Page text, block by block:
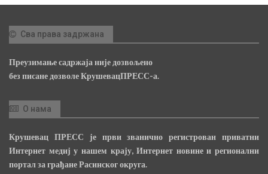
Сва права задржана
Преузимање садржаја није дозвољено
без писане дозволе КрушевацПРЕСС-а.
О нама
Крушевац ПРЕСС је први званично регистрован приватни
Интернет медиј у нашем крају, Интернет новине и регионални
портал за грађане Расинског округа.